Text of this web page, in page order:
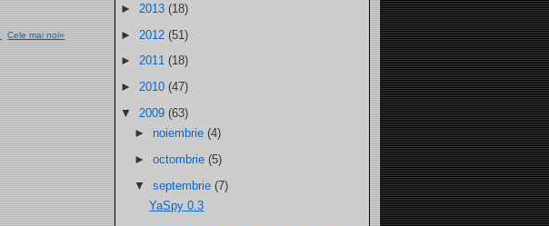
Cele mai noi»
► 2013 (18)
► 2012 (51)
► 2011 (18)
► 2010 (47)
▼ 2009 (63)
►noiembrie(4)
►octombrie(5)
▼septembrie(7)
YaSpy 0.3